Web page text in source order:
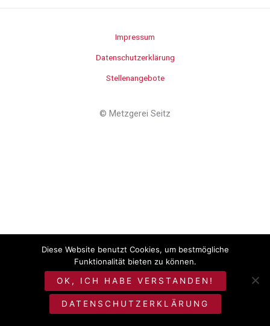
Impressum
Datenschutzerklärung
Stellenangebote
© Metzgerei Seitz
Diese Website benutzt Cookies, um bestmögliche
Funktionalität bieten zu können.
OK, ICH HABE VERSTANDEN!
DATENSCHUTZERKLÄRUNG